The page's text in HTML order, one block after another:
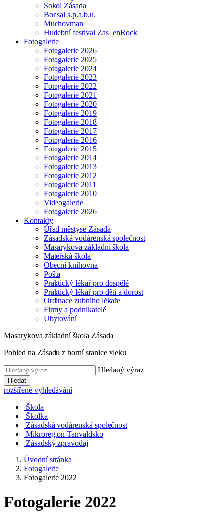
Sokol Zásada
Bonsai s.p.a.b.u.
Muchovman
Hudební festival ZasTenRock
Fotogalerie
Fotogalerie 2026
Fotogalerie 2025
Fotogalerie 2024
Fotogalerie 2023
Fotogalerie 2022
Fotogalerie 2021
Fotogalerie 2020
Fotogalerie 2019
Fotogalerie 2018
Fotogalerie 2017
Fotogalerie 2016
Fotogalerie 2015
Fotogalerie 2014
Fotogalerie 2013
Fotogalerie 2012
Fotogalerie 2011
Fotogalerie 2010
Videogalerie
Fotogalerie 2026
Kontakty
Úřad městyse Zásada
Zásadská vodárenská společnost
Masarykova základní škola
Mateřská škola
Obecní knihovna
Pošta
Praktický lékař pro dospělé
Praktický lékař pro děti a dorost
Ordinace zubního lékaře
Firmy a podnikatelé
Ubytování
Masarykova základní škola Zásada
Pohled na Zásadu z horní stanice vleku
Hledaný výraz
Hledat
rozšířené vyhledávání
Škola
Školka
Zásadská vodárenská společnost
Mikroregion Tanvaldsko
Zásadský zpravodaj
Úvodní stránka
Fotogalerie
Fotogalerie 2022
Fotogalerie 2022